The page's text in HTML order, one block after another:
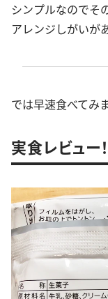
シンプルなのでそ
アレンジしがいが
では早速食べてみ
実食レビュー！